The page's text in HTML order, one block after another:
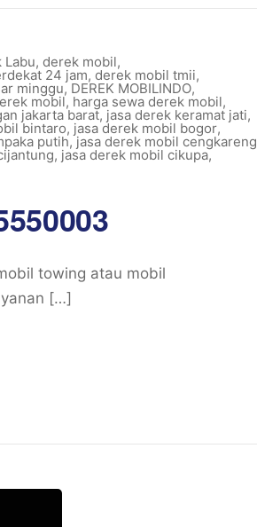
Labu, derek mobil,
24 jam, derek mobil tmii,
minggu, DEREK MOBILINDO,
mobil, harga sewa derek mobil,
jakarta barat, jasa derek keramat jati,
bintaro, jasa derek mobil bogor,
putih,jasa derek mobil cengkareng
, jasa derek mobil cikupa,
towing atau mobil
[…]